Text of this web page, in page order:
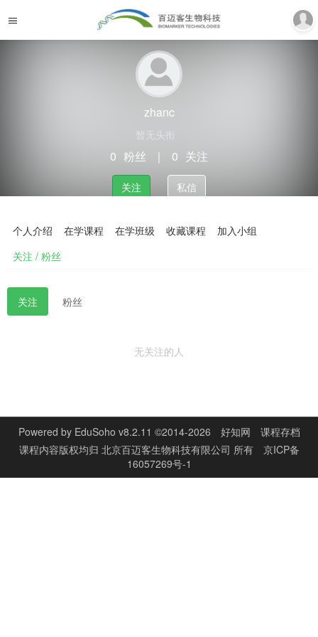
zhanc
暂无头衔
0 粉丝 ｜ 0 关注
关注 私信
个人介绍 在学课程 在学班级 收藏课程
加入小组
关注 / 粉丝
关注 粉丝
无关注的人
Powered by EduSoho v8.2.11 ©2014-2026 好知网
课程存档
课程内容版权均归 北京百迈客生物科技有限公司 所有
京ICP备
16057269号-1